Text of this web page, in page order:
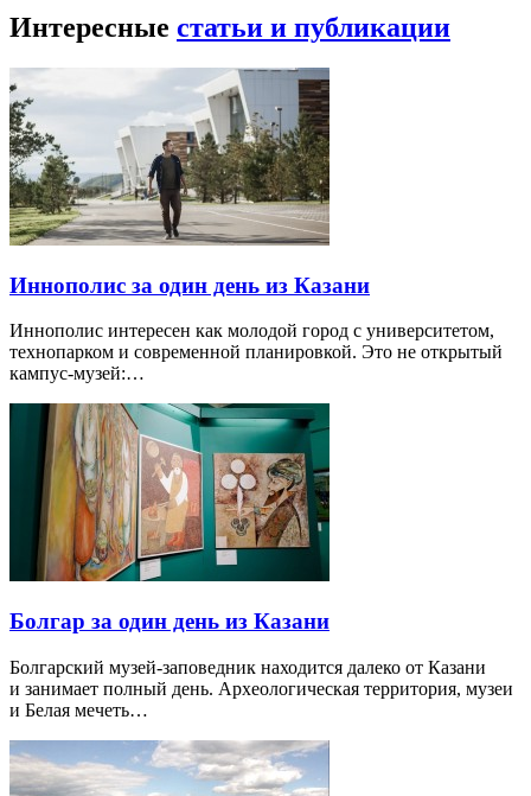
Интересные статьи и публикации
Иннополис за один день из Казани
Иннополис интересен как молодой город с университетом,
технопарком и современной планировкой. Это не открытый
кампус-музей:…
Болгар за один день из Казани
Болгарский музей-заповедник находится далеко от Казани
и занимает полный день. Археологическая территория, музеи
и Белая мечеть…